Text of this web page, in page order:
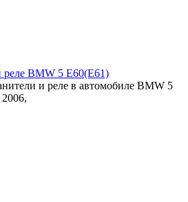
реле BMW 5 E60(E61)
и реле в автомобиле BMW 5